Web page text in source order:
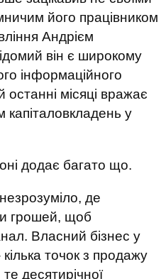
його працівником
Андрієм
він є широкому
інформаційного
місяці вражає
капіталовкладень у
додає багато що.
де
грошей, щоб
Власний бізнес у
точок з продажу
десятирічної